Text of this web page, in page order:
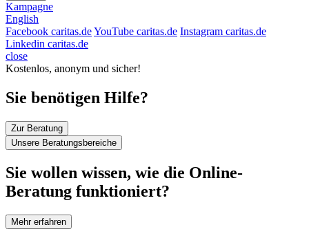
Kampagne
English
Facebook caritas.deYouTube caritas.de Instagram caritas.de
Linkedin caritas.de
close
Kostenlos, anonym und sicher!
Sie benötigen Hilfe?
Zur Beratung
Unsere Beratungsbereiche
Sie wollen wissen, wie die Online-
Beratung funktioniert?
Mehr erfahren